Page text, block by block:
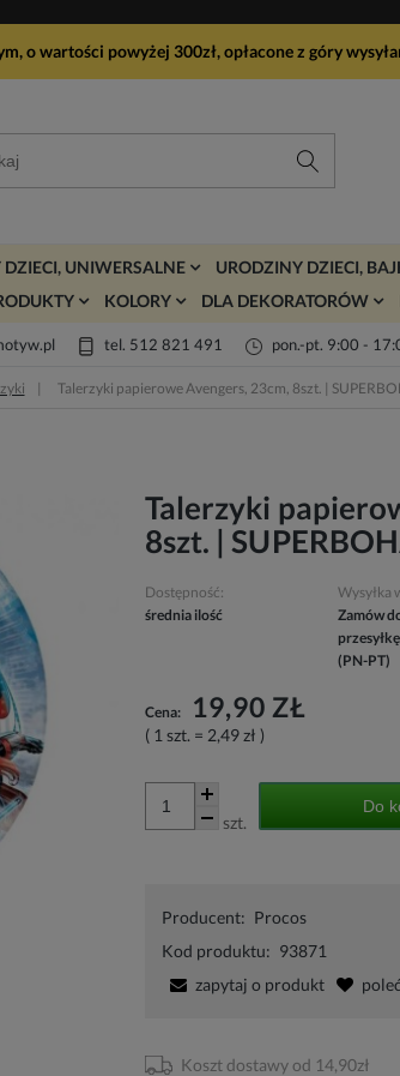
o wartości powyżej 300zł, opłacone z góry
UNIWERSALNE URODZINY DZIECI,
KOLORY DLA DEKORATORÓW
tel. 512 821 491 pon.-pt. 9:00 -
Talerzyki papierowe Avengers, 23cm, 8szt. |
Talerzyki
8szt. |
Dostępność:
średnia ilość
Wysyłka
Zamów
(PN-PT)
Cena: 19,90 ZŁ
( 1 szt. = 2,49 zł )
szt.
Do
Producent: Procos
Kod produktu: 93871
zapytaj o produkt
Koszt dostawy od 14,90zł